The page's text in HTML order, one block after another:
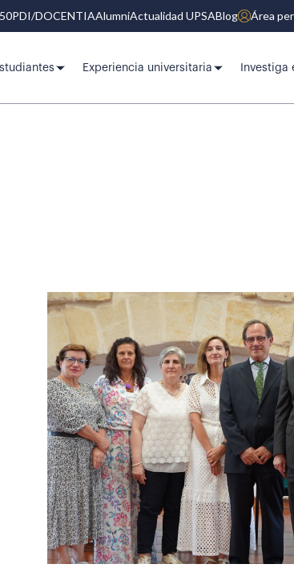
PDI/DOCENTIAAlumniActualidad UPSABlog Área
Experiencia universitaria Investiga